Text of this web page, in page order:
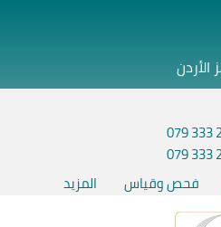
الأردن
079 333
079 333
فحص وقياس المزيد